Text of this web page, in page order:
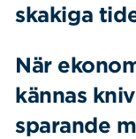
skakiga
När
kännas
sparande